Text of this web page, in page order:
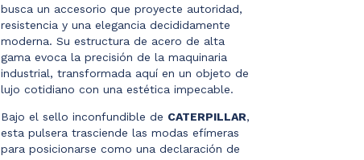
busca un accesorio que proyecte autoridad,
resistencia y una elegancia decididamente
moderna. Su estructura de acero de alta
gama evoca la precisión de la maquinaria
industrial, transformada aquí en un objeto de
lujo cotidiano con una estética impecable.
Bajo el sello inconfundible de CATERPILLAR,
esta pulsera trasciende las modas efímeras
para posicionarse como una declaración de